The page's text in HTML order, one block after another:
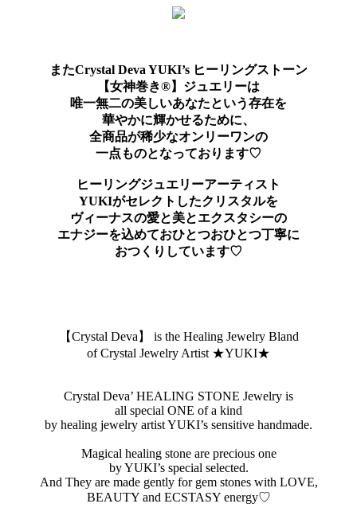
またCrystal Deva YUKI’s ヒーリングストーン
【女神巻き®】ジュエリーは
唯一無二の美しいあなたという存在を
華やかに輝かせるために、
全商品が稀少なオンリーワンの
一点ものとなっております♡
ヒーリングジュエリーアーティスト
YUKIがセレクトしたクリスタルを
ヴィーナスの愛と美とエクスタシーの
エナジーを込めておひとつおひとつ丁寧に
おつくりしています♡
【Crystal Deva】 is the Healing Jewelry Bland
of Crystal Jewelry Artist ★YUKI★
Crystal Deva’ HEALING STONE Jewelry is
all special ONE of a kind
by healing jewelry artist YUKI’s sensitive handmade.
Magical healing stone are precious one
by YUKI’s special selected.
And They are made gently for gem stones with LOVE,
BEAUTY and ECSTASY energy♡